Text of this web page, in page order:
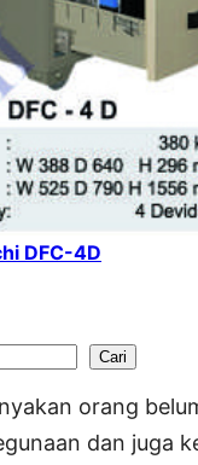
DFC-4D
Cari
orang
dan juga